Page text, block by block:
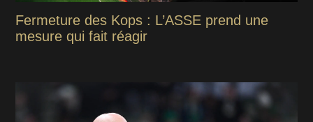
Fermeture des Kops : L’ASSE prend une
mesure qui fait réagir